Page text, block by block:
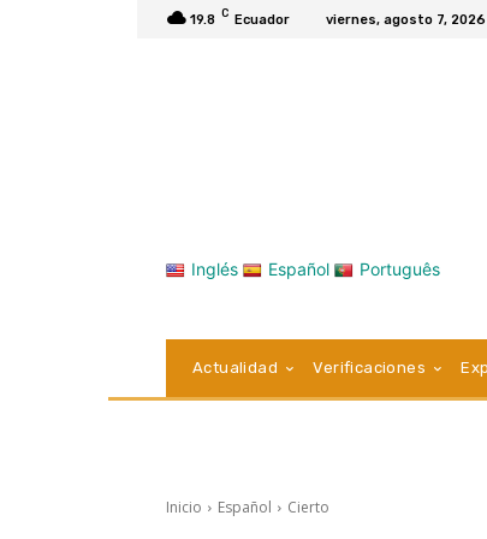
19.8 C Ecuador viernes, agosto 7, 2026
Inglés Español Português
Actualidad Verificaciones
Inicio Español Cierto